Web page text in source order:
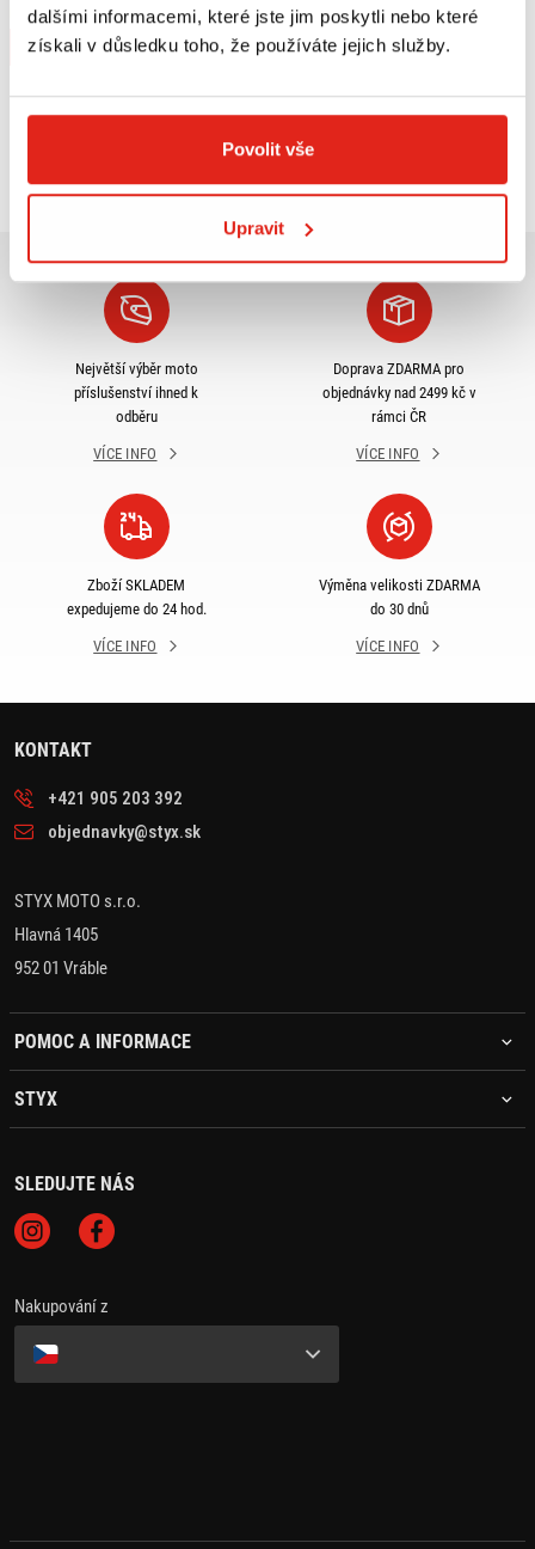
dalšími informacemi, které jste jim poskytli nebo které
získali v důsledku toho, že používáte jejich služby.
Povolit vše
Upravit
Na objednávku
Koupit
Prohlédli jste si3 z3produktů
Největší výběr moto
příslušenství ihned k
odběru
VÍCE INFO
Doprava ZDARMA pro
objednávky nad 2499 kč v
rámci ČR
VÍCE INFO
Zboží SKLADEM
expedujeme do 24 hod.
VÍCE INFO
Výměna velikosti ZDARMA
do 30 dnů
VÍCE INFO
KONTAKT
+421 905 203 392
objednavky@styx.sk
STYX MOTO s.r.o.
Hlavná 1405
952 01 Vráble
POMOC A INFORMACE
STYX
SLEDUJTE NÁS
Nakupování z